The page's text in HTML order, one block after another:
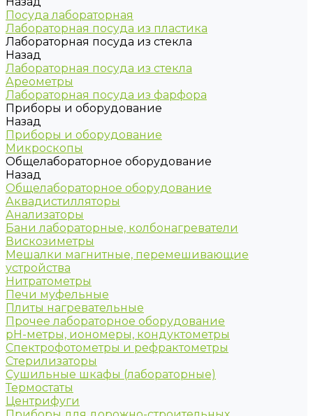
Посуда лабораторная
Лабораторная посуда из пластика
Лабораторная посуда из стекла
Назад
Лабораторная посуда из стекла
Ареометры
Лабораторная посуда из фарфора
Приборы и оборудование
Назад
Приборы и оборудование
Микроскопы
Общелабораторное оборудование
Назад
Общелабораторное оборудование
Аквадистилляторы
Анализаторы
Бани лабораторные, колбонагреватели
Вискозиметры
Мешалки магнитные, перемешивающие
устройства
Нитратометры
Печи муфельные
Плиты нагревательные
Прочее лабораторное оборудование
рН-метры, иономеры, кондуктометры
Спектрофотометры и рефрактометры
Стерилизаторы
Сушильные шкафы (лабораторные)
Термостаты
Центрифуги